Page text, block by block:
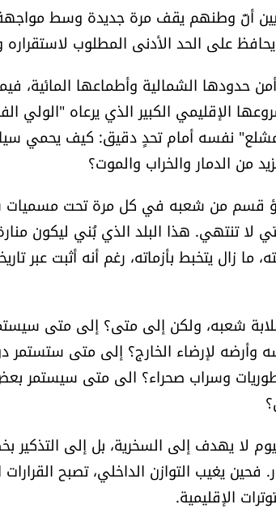
أنّ وطنهم يقف مرة جديدة وسط
على الحد الأدنى المطلوب
حدودها الشمالية وأطماعها المائية،
الإقليمي الكبير الذي يرعاه "الولي
نفسه أمام تحدٍ دقيق: كيف يحمي
الدمار والخراب والموت؟
قسم من شعبه في كل مرة تحت
لا تنتهي. هذا البلد الذي بُني ليكون
يتخبط بأزماته، رغم أنه أثبت عبر
شعبه، ولكن إلى متى؟ إلى متى
لإرضاء الخارج؟ إلى متى ستستمر
وسراب صحراء؟ الى متى سيستمر بعض
يهدف إلى السخرية، بل إلى التذكير
يغيب التوازن الداخلي، تصبح القرارات
الإقليمية.